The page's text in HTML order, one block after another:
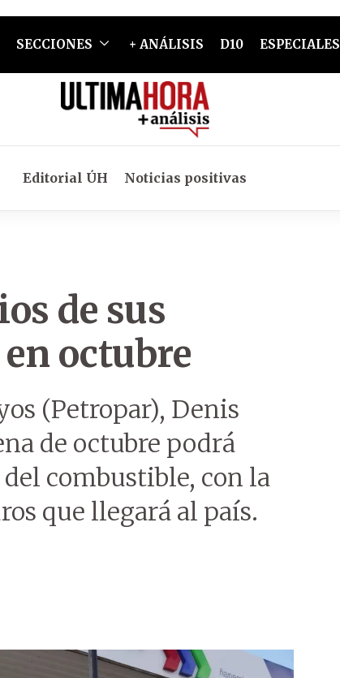
SECCIONES + ANÁLISIS D10 ESPECIALES
Editorial ÚH Noticias positivas
de sus
octubre
(Petropar), Denis
de octubre podrá
combustible, con la
que llegará al país.